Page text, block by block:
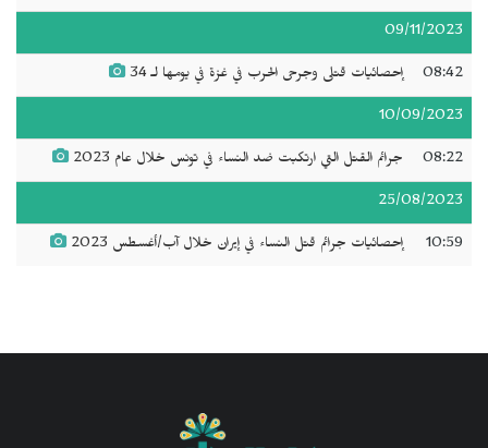
09/11/2023
08:42 إحصائيات قتلى وجرحى الحرب في غزة في يومها لـ 34
10/09/2023
08:22 جرائم القتل التي ارتكبت ضد النساء في تونس خلال عام 2023
25/08/2023
10:59 إحصائيات جرائم قتل النساء في إيران خلال آب/أغسطس 2023